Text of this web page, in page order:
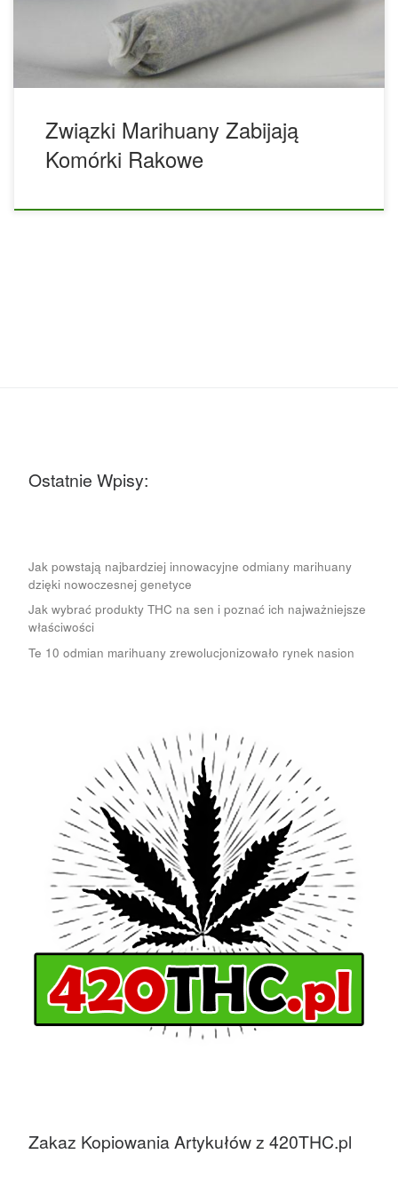
Naukowcy z Amity University w Indiach szczegółowo opisali
literaturę naukową dotyczącą wpływu kannabinoidów na
Związki Marihuany Zabijają
Komórki Rakowe
Ostatnie Wpisy:
Jak powstają najbardziej innowacyjne odmiany marihuany
dzięki nowoczesnej genetyce
Jak wybrać produkty THC na sen i poznać ich najważniejsze
właściwości
Te 10 odmian marihuany zrewolucjonizowało rynek nasion
Zakaz Kopiowania Artykułów z 420THC.pl